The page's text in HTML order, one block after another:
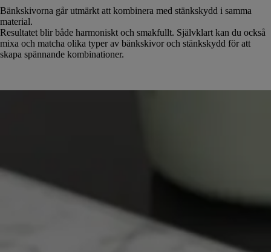
Bänkskivorna går utmärkt att kombinera med stänkskydd i samma
material.
Resultatet blir både harmoniskt och smakfullt. Självklart kan du också
mixa och matcha olika typer av bänkskivor och stänkskydd för att
skapa spännande kombinationer.